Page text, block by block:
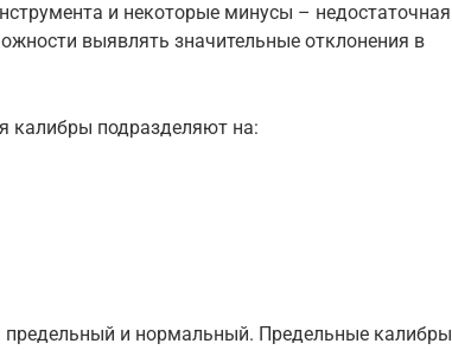
и некоторые минусы – недостаточная
выявлять значительные отклонения в
калибры подразделяют на:
предельный и нормальный. Предельные калибры